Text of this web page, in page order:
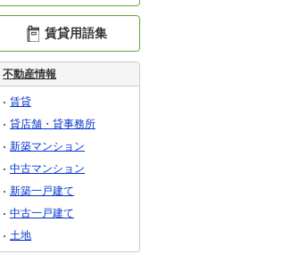
賃貸用語集
不動産情報
賃貸
貸店舗・貸事務所
新築マンション
中古マンション
新築一戸建て
中古一戸建て
土地